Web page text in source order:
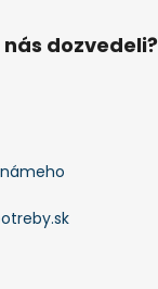
dozvedeli?